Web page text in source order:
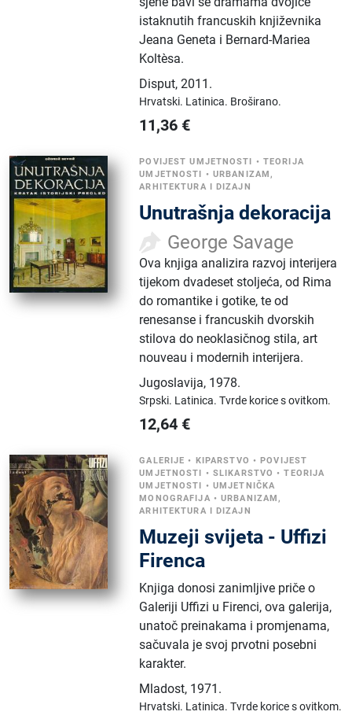
istaknutih francuskih književnika
Jeana Geneta i Bernard-Mariea
Koltèsa.
Disput,2011.
Hrvatski. Latinica. Broširano.
11,36 €
POVIJEST UMJETNOSTI • TEORIJA
UMJETNOSTI • URBANIZAM,
ARHITEKTURA I DIZAJN
Unutrašnja dekoracija
George Savage
Ova knjiga analizira razvoj interijera
tijekom dvadeset stoljeća, od Rima
do romantike i gotike, te od
renesanse i francuskih dvorskih
stilova do neoklasičnog stila, art
nouveau i modernih interijera.
Jugoslavija, 1978.
Srpski. Latinica.Tvrde korice s ovitkom.
12,64 €
GALERIJE • KIPARSTVO •POVIJEST
UMJETNOSTI • SLIKARSTVO •TEORIJA
UMJETNOSTI • UMJETNIČKA
MONOGRAFIJA •URBANIZAM,
ARHITEKTURA I DIZAJN
Muzeji svijeta - Uffizi
Firenca
Knjiga donosi zanimljive priče o
Galeriji Uffizi u Firenci, ova galerija,
unatoč preinakama i promjenama,
sačuvala je svoj prvotni posebni
karakter.
Mladost, 1971.
Hrvatski. Latinica.Tvrde korice s ovitkom.